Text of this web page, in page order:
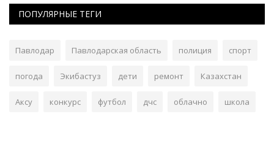
ПОПУЛЯРНЫЕ ТЕГИ
Павлодар Павлодарская область полиция спорт
погода Экибастуз дети ремонт Казахстан
Аксу конкурс футбол дчс облачно школа